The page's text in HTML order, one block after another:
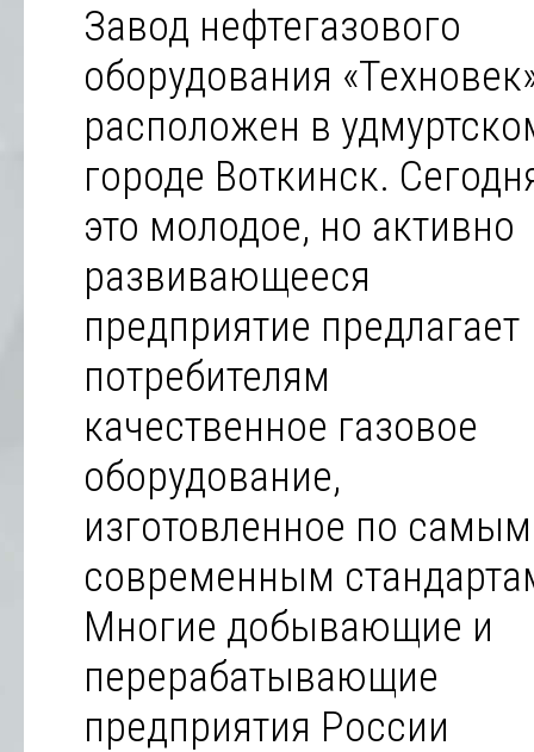
Завод нефтегазового
оборудования
расположен в
городе Воткинск.
это молодое, но активно
развивающееся
предприятие предлагает
потребителям
качественное газовое
оборудование,
изготовленное по самым
современным
Многие добывающие и
перерабатывающие
предприятия России